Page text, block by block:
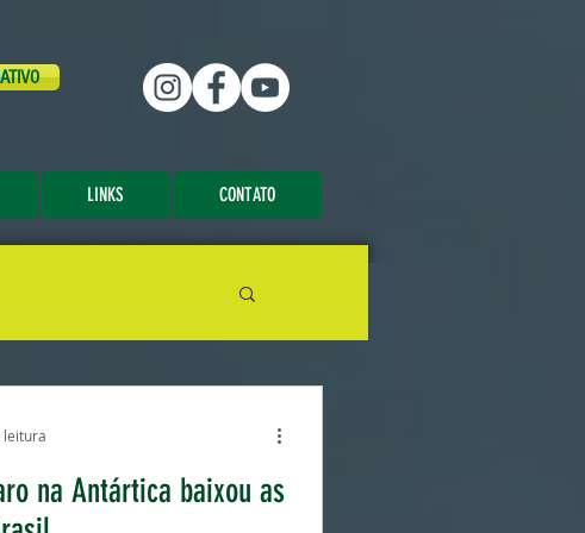
LINKS CONTATO
na Antártica baixou as
leitura